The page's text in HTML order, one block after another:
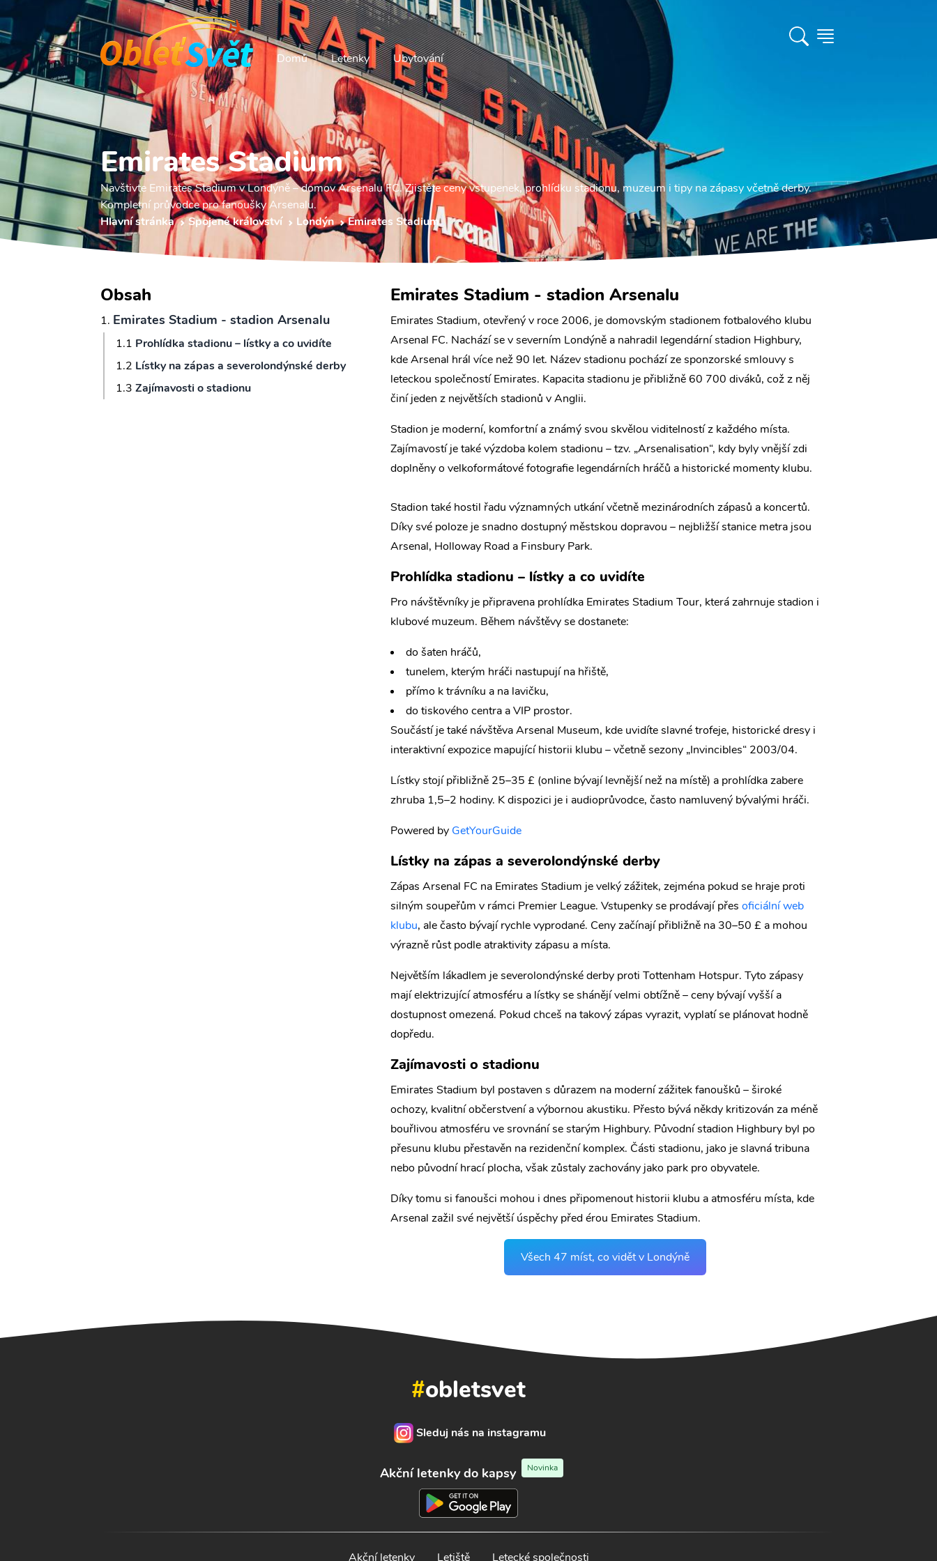
Domů Letenky Ubytování
Emirates Stadium
Navštivte Emirates Stadium v Londýně – domov Arsenalu FC. Zjistěte ceny vstupenek, prohlídku stadionu, muzeum i tipy na zápasy včetně derby.
Kompletní průvodce pro fanoušky Arsenalu.
Hlavní stránka
Spojené království Londýn Emirates Stadium
Obsah
Emirates Stadium - stadion Arsenalu
Prohlídka stadionu – lístky a co uvidíte
Lístky na zápas a severolondýnské derby
Zajímavosti o stadionu
Emirates Stadium - stadion Arsenalu
Emirates Stadium, otevřený v roce 2006, je domovským stadionem fotbalového klubu
Arsenal FC. Nachází se v severním Londýně a nahradil legendární stadion Highbury,
kde Arsenal hrál více než 90 let. Název stadionu pochází ze sponzorské smlouvy s
leteckou společností Emirates. Kapacita stadionu je přibližně 60 700 diváků, což z něj
činí jeden z největších stadionů v Anglii.
Stadion je moderní, komfortní a známý svou skvělou viditelností z každého místa.
Zajímavostí je také výzdoba kolem stadionu – tzv. „Arsenalisation“, kdy byly vnější zdi
doplněny o velkoformátové fotografie legendárních hráčů a historické momenty klubu.
Stadion také hostil řadu významných utkání včetně mezinárodních zápasů a koncertů.
Díky své poloze je snadno dostupný městskou dopravou – nejbližší stanice metra jsou
Arsenal, Holloway Road a Finsbury Park.
Prohlídka stadionu – lístky a co uvidíte
Pro návštěvníky je připravena prohlídka Emirates Stadium Tour, která zahrnuje stadion i
klubové muzeum. Během návštěvy se dostanete:
do šaten hráčů,
tunelem, kterým hráči nastupují na hřiště,
přímo k trávníku a na lavičku,
do tiskového centra a VIP prostor.
Součástí je také návštěva Arsenal Museum, kde uvidíte slavné trofeje, historické dresy i
interaktivní expozice mapující historii klubu – včetně sezony „Invincibles“ 2003/04.
Lístky stojí přibližně 25–35 £ (online bývají levnější než na místě) a prohlídka zabere
zhruba 1,5–2 hodiny. K dispozici je i audioprůvodce, často namluvený bývalými hráči.
Powered by GetYourGuide
Lístky na zápas a severolondýnské derby
Zápas Arsenal FC na Emirates Stadium je velký zážitek, zejména pokud se hraje proti
silným soupeřům v rámci Premier League. Vstupenky se prodávají přes oficiální web
klubu, ale často bývají rychle vyprodané. Ceny začínají přibližně na 30–50 £ a mohou
výrazně růst podle atraktivity zápasu a místa.
Největším lákadlem je severolondýnské derby proti Tottenham Hotspur. Tyto zápasy
mají elektrizující atmosféru a lístky se shánějí velmi obtížně – ceny bývají vyšší a
dostupnost omezená. Pokud chceš na takový zápas vyrazit, vyplatí se plánovat hodně
dopředu.
Zajímavosti o stadionu
Emirates Stadium byl postaven s důrazem na moderní zážitek fanoušků – široké
ochozy, kvalitní občerstvení a výbornou akustiku. Přesto bývá někdy kritizován za méně
bouřlivou atmosféru ve srovnání se starým Highbury. Původní stadion Highbury byl po
přesunu klubu přestavěn na rezidenční komplex. Části stadionu, jako je slavná tribuna
nebo původní hrací plocha, však zůstaly zachovány jako park pro obyvatele.
Díky tomu si fanoušci mohou i dnes připomenout historii klubu a atmosféru místa, kde
Arsenal zažil své největší úspěchy před érou Emirates Stadium.
Všech 47 míst, co vidět v Londýně
#obletsvet
Sleduj nás na instagramu
Akční letenky do kapsy Novinka
Akční letenky Letiště Letecké společnosti